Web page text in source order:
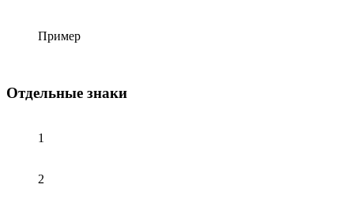
Пример
Отдельные знаки
1
2